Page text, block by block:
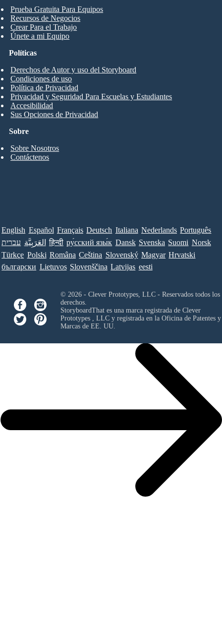
Prueba Gratuita Para Equipos
Recursos de Negocios
Crear Para el Trabajo
Únete a mi Equipo
Sobre
Sobre Nosotros
Contáctenos
Políticas
Derechos de Autor y uso del Storyboard
Condiciones de uso
Política de Privacidad
Privacidad y Seguridad Para Escuelas y Estudiantes
Accesibilidad
Sus Opciones de Privacidad
English Español Français Deutsch Italiana Nederlands Português
עברית العَرَبِيَّة हिन्दी ру́сский язы́к Dansk Svenska Suomi Norsk
Türkçe Polski Româna Ceština Slovenský Magyar Hrvatski
български Lietuvos Slovenščina Latvijas eesti
© 2026 - Clever Prototypes, LLC - Reservados todos los
derechos.
StoryboardThat es una marca registrada de Clever
Prototypes , LLCy registrada en la Oficina de Patentes y
Marcas de EE. UU.